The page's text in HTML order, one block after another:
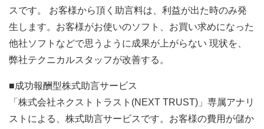
スです。 お客様から頂く助言料は、利益が出た時のみ発
生します。お客様がお使いのソフト、お買い求めになった
他社ソフトなどで思うように成果が上がらない 現状を、
弊社テクニカルスタッフが改善する。
■成功報酬型株式助言サービス
「株式会社ネクストトラスト(NEXT TRUST)」専属アナリ
ストによる、株式助言サービスです。お客様の費用が儲か